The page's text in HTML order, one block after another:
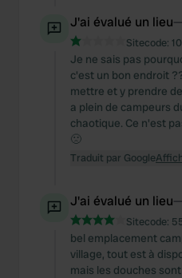
J'ai évalué un lieu—
Sitecode:
Je ne sais pas
c'est un bon endroit
mettre et y prendre
a plein de campeurs
chaotique. Ce n'est
🙁
Traduit par Google
J'ai évalué un lieu—
Sitecode:
bel emplacement
village, tout est à
mais les douches